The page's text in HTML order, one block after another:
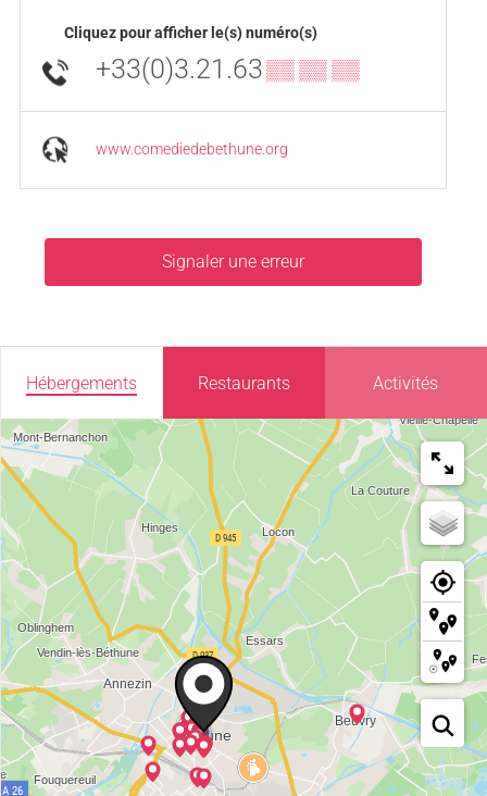
Cliquez pour afficher le(s) numéro(s)
+33(0)3.21.63▒▒ ▒▒ ▒▒
www.comediedebethune.org
Signaler une erreur
Hébergements Restaurants Activités